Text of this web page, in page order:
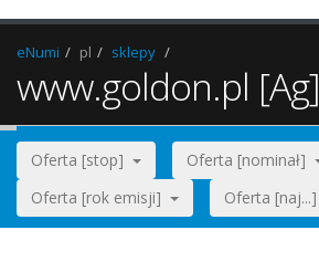
eNumi pl sklepy
www.goldon.pl [Ag]
Oferta [stop]
Oferta [nominał]
Oferta [rok emisji]
Oferta [naj...]